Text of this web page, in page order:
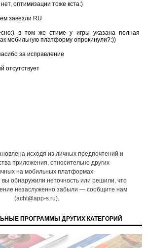
оптимизации тоже кста:)
завезли RU
в том же стиме у игры указана полная
мобильную платформу опрокинули?:))
за исправление
отсутствует
исходя из личных предпочтений и
приложения, относительно других
на мобильных платформах.
обнаружили неточность или решили, что
незаслуженно забыли — сообщите нам
(acht@app-s.ru).
ПРОГРАММЫ ДРУГИХ КАТЕГОРИЙ